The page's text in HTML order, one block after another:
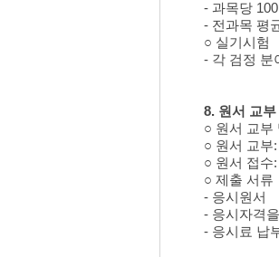
- 과목당
- 전과목 평
○ 실기시험
- 각 검정 분
8. 원서 교
○ 원서 교부
○ 원서 교부
○ 원서 접수
○ 제출 서류
- 응시원서
- 응시자격
- 응시료 납